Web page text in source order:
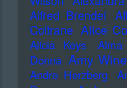
Alfred Brendel
Coltrane Alice
Alicia Keys
Donna Amy
Andre Herzberg